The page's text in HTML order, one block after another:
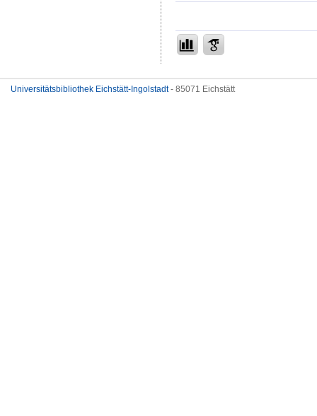
Universitätsbibliothek Eichstätt-Ingolstadt- 85071 Eichstätt